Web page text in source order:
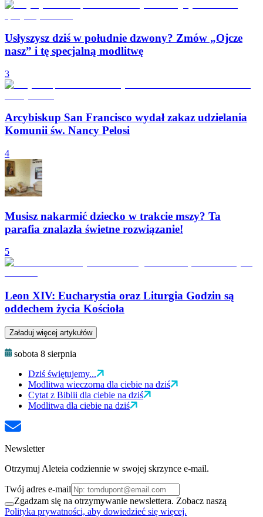
Usłyszysz dziś w południe dzwony? Zmów „Ojcze
nasz” i tę specjalną modlitwę
3
Arcybiskup San Francisco wydał zakaz udzielania
Komunii św. Nancy Pelosi
4
Musisz nakarmić dziecko w trakcie mszy? Ta
parafia znalazła świetne rozwiązanie!
5
Leon XIV: Eucharystia oraz Liturgia Godzin są
oddechem życia Kościoła
Załaduj więcej artykułów
sobota 8 sierpnia
Dziś świętujemy...
Modlitwa wieczorna dla ciebie na dziś
Cytat z Biblii dla ciebie na dziś
Modlitwa dla ciebie na dziś
Newsletter
Otrzymuj Aleteia codziennie w swojej skrzynce e-mail.
Twój adres e-mail
Zgadzam się na otrzymywanie newslettera. Zobacz naszą
Polityka prywatności, aby dowiedzieć się więcej.